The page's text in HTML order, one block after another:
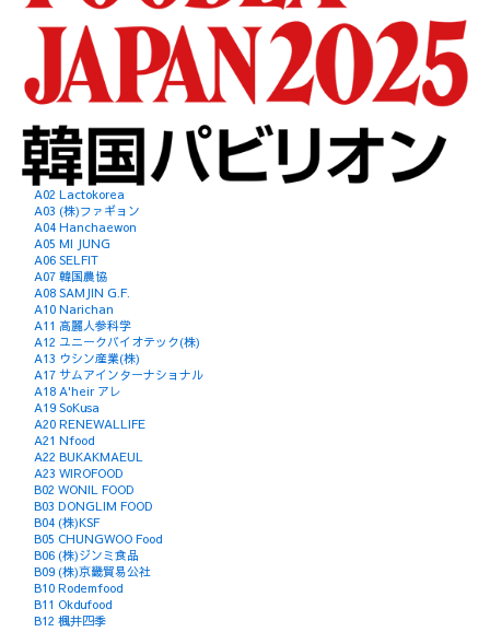
A02 Lactokorea
A03 (株)ファギョン
A04 Hanchaewon
A05 MI JUNG
A06 SELFIT
A07 韓国農協
A08 SAMJIN G.F.
A10 Narichan
A11 高麗人参科学
A12 ユニークバイオテック(株)
A13 ウシン産業(株)
A17 サムアインターナショナル
A18 A'heir アレ
A19 SoKusa
A20 RENEWALLIFE
A21 Nfood
A22 BUKAKMAEUL
A23 WIROFOOD
B02 WONIL FOOD
B03 DONGLIM FOOD
B04 (株)KSF
B05 CHUNGWOO Food
B06 (株)ジンミ食品
B09 (株)京畿貿易公社
B10 Rodemfood
B11 Okdufood
B12 楓井四季